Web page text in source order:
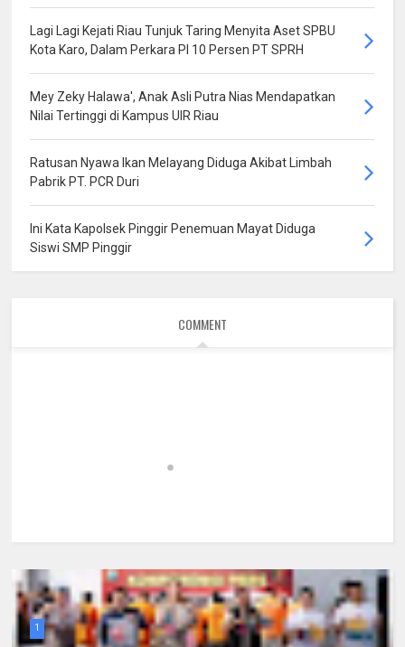
Lagi Lagi Kejati Riau Tunjuk Taring Menyita Aset SPBU
Kota Karo, Dalam Perkara PI 10 Persen PT SPRH
Mey Zeky Halawa', Anak Asli Putra Nias Mendapatkan
Nilai Tertinggi di Kampus UIR Riau
Ratusan Nyawa Ikan Melayang Diduga Akibat Limbah
Pabrik PT. PCR Duri
Ini Kata Kapolsek Pinggir Penemuan Mayat Diduga
Siswi SMP Pinggir
COMMENT
1